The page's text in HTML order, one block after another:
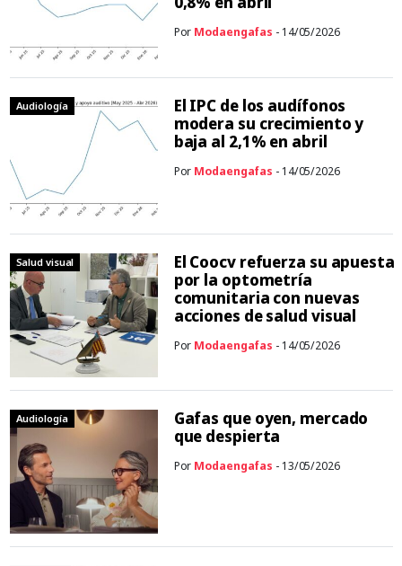
Por Modaengafas - 14/05/2026
Audiología
El IPC de los audífonos
modera su crecimiento y
baja al 2,1% en abril
Por Modaengafas - 14/05/2026
Salud visual
El Coocv refuerza su apuesta
por la optometría
comunitaria con nuevas
acciones de salud visual
Por Modaengafas - 14/05/2026
Audiología
Gafas que oyen, mercado
que despierta
Por Modaengafas - 13/05/2026